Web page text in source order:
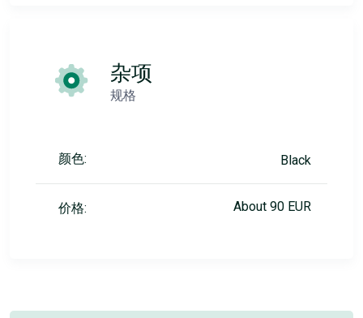
杂项
规格
颜色: Black
价格: About 90 EUR